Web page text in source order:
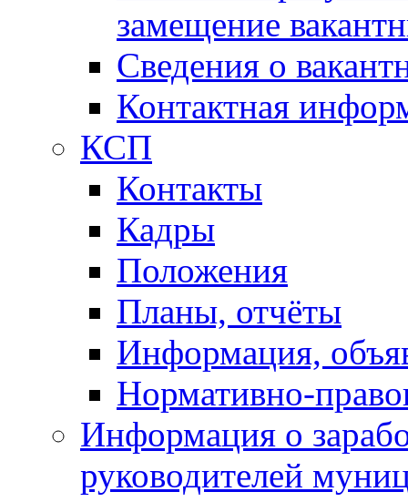
замещение
Сведения о
Контактная
КСП
Контакты
Кадры
Положения
Планы, отчёты
Информация,
Нормативно-
Информация о
руководителей